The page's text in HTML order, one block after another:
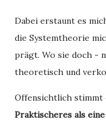
Dabei erstaunt es
die Systemtheorie
prägt. Wo sie doch -
theoretisch und
Offensichtlich stimmt
Praktischeres als